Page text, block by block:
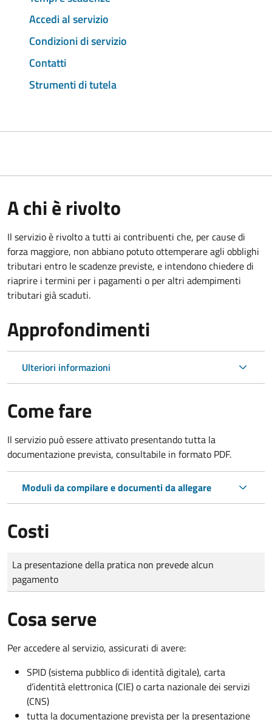
Accedi al servizio
Condizioni di servizio
Contatti
Strumenti di tutela
A chi è rivolto
Il servizio è rivolto a tutti ai contribuenti che, per cause di
forza maggiore, non abbiano potuto ottemperare agli obblighi
tributari entro le scadenze previste, e intendono chiedere di
riaprire i termini per i pagamenti o per altri adempimenti
tributari già scaduti.
Approfondimenti
Ulteriori informazioni
Come fare
Il servizio può essere attivato presentando tutta la
documentazione prevista, consultabile in formato PDF.
Moduli da compilare e documenti da allegare
Costi
Tipo di pagamento
Importo
La presentazione della pratica non prevede alcun
pagamento
Cosa serve
Per accedere al servizio, assicurati di avere:
SPID (sistema pubblico di identità digitale), carta
d’identità elettronica (CIE) o carta nazionale dei servizi
(CNS)
tutta la documentazione prevista per la presentazione